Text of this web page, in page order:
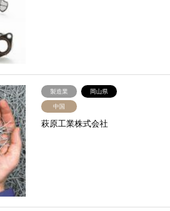
製造業 岡山県
中国
萩原工業株式会社